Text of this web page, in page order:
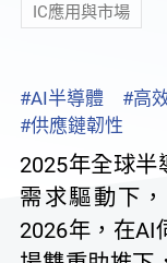
IC應用與市場
#AI半導體 #高
#供應鏈韌性
2025年全球半
需求驅動下
2026年，在AI